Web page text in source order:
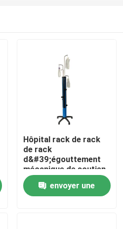
Hôpital rack de rack
de rack
d&#39;égouttement
mécanique de soutien
à l&#39;eau salée
assistéeenvoyer une